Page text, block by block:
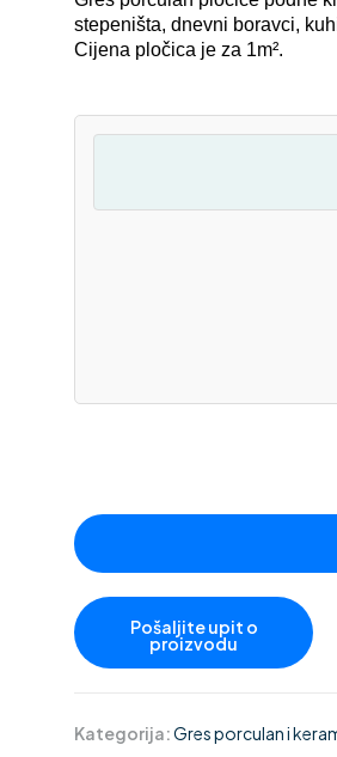
stepeništa, dnevni boravci,
Cijena pločica je za 1m².
Kategorija:Gres porculan i